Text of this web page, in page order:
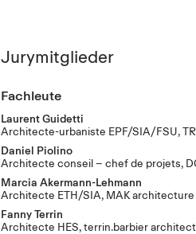
Jurymitglieder
Fachleute
Laurent Guidetti
Architecte-urbaniste EPF/SIA/FSU,
Daniel Piolino
Architecte conseil – chef de projets,
Marcia Akermann-Lehmann
Architecte ETH/SIA, MAK architecture
Fanny Terrin
Architecte HES, terrin.barbier